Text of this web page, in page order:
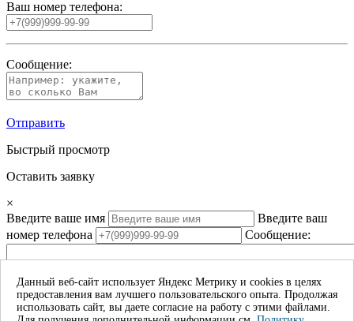
Ваш номер телефона:
Сообщение:
Отправить
Быстрый просмотр
Оставить заявку
×
Введите ваше имя
Введите ваш
номер телефона
Сообщение:
Даю согласие на обработку моих личных данных*
Данный веб-сайт использует Яндекс Метрику и cookies в целях
предоставления вам лучшего пользовательского опыта. Продолжая
использовать сайт, вы даете согласие на работу с этими файлами.